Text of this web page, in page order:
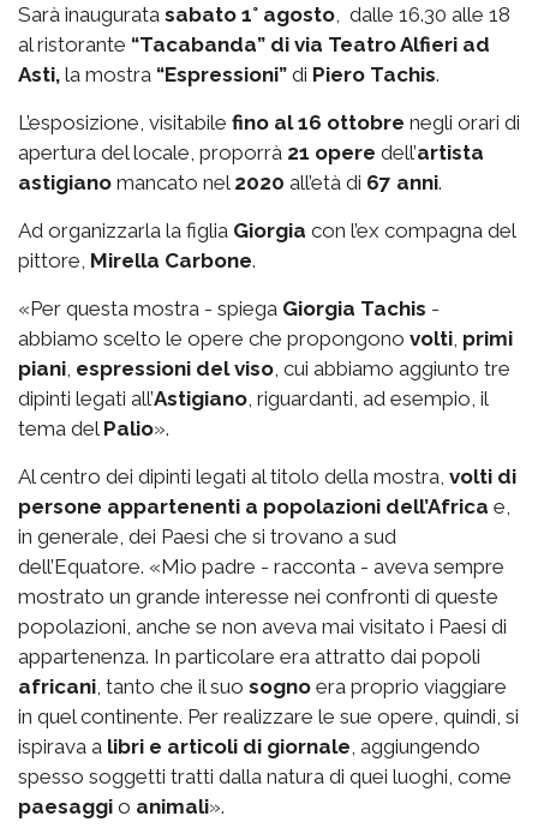
Sarà inaugurata sabato 1° agosto , dalle 16.30 alle 18
al ristorante “Tacabanda” di via Teatro Alfieri ad
Asti, la mostra “Espressioni” di Piero Tachis.
L’esposizione, visitabile fino al 16 ottobre negli orari di
apertura del locale, proporrà 21 opere dell’artista
astigiano mancato nel 2020 all’età di 67 anni.
Ad organizzarla la figlia Giorgia con l’ex compagna del
pittore, Mirella Carbone.
«Per questa mostra - spiega Giorgia Tachis -
abbiamo scelto le opere che propongono volti primi
piani espressioni del viso , cui abbiamo aggiunto tre
dipinti legati all’Astigiano , riguardanti, ad esempio, il
tema del Palio».
Al centro dei dipinti legati al titolo della mostra, volti di
persone appartenenti a popolazioni dell’Africa e,
in generale, dei Paesi che si trovano a sud
dell’Equatore. «Mio padre - racconta - aveva sempre
mostrato un grande interesse nei confronti di queste
popolazioni, anche se non aveva mai visitato i Paesi di
appartenenza. In particolare era attratto dai popoli
africani , tanto che il suo sogno era proprio viaggiare
in quel continente. Per realizzare le sue opere, quindi, si
ispirava a libri e articoli di giornale , aggiungendo
spesso soggetti tratti dalla natura di quei luoghi, come
paesaggi o animali».